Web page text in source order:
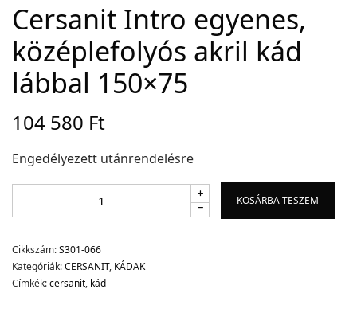
Cersanit Intro egyenes,
középlefolyós akril kád
lábbal 150×75
104 580 Ft
Engedélyezett utánrendelésre
KOSÁRBA TESZEM
Cikkszám:S301-066
Kategóriák:CERSANIT, KÁDAK
Címkék:cersanit, kád
Adatvédelem
Garancia érvényesítése
Általános Szerződési Feltételek
Szállítási információk
Copyright © 2021 Premium WordPress Themes